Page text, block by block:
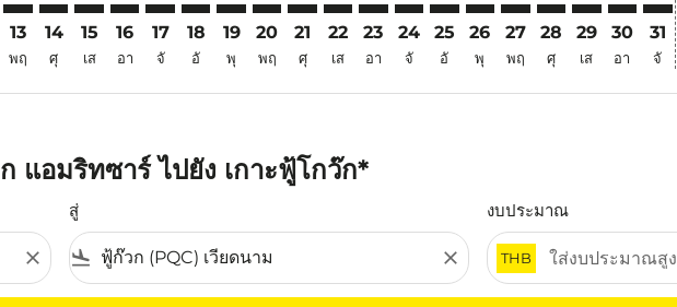
13
พฤ
14
ศุ
15
เส
16
อา
17
จั
18
อั
19
พุ
20
พฤ
21
ศุ
22
เส
23
อา
24
จั
25
อั
26
พุ
27
พฤ
28
ศุ
29
เส
30
อา
31
จั
แอมริทซาร์ ไปยัง เกาะฟู้โกว๊ก*
close
สู่
flight_land close
งบประมาณ
THB